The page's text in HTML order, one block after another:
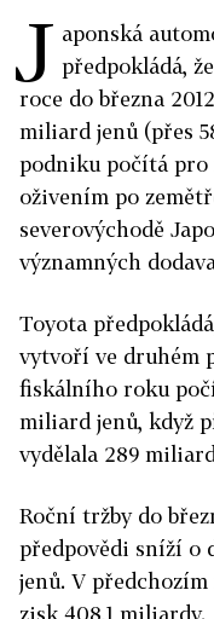
J aponská
předpokládá,
roce do března
miliard jenů (přes
podniku počítá pro
oživením po
severovýchodě
významných
Toyota
vytvoří ve druhém
fiskálního roku
miliard jenů, když
vydělala 289
Roční tržby do
předpovědi sníží o
jenů. V předchozím
zisk 408,1 miliardy.